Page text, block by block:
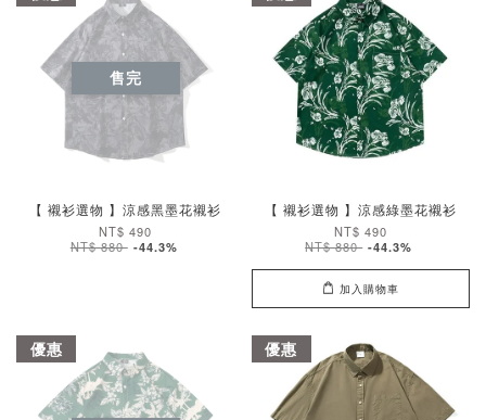
售完
【 襯衫選物 】涼感黑墨花襯衫
NT$ 490
NT$ 880 -44.3%
【 襯衫選物 】涼感綠墨花襯衫
NT$ 490
NT$ 880 -44.3%
加入購物車
優惠 優惠